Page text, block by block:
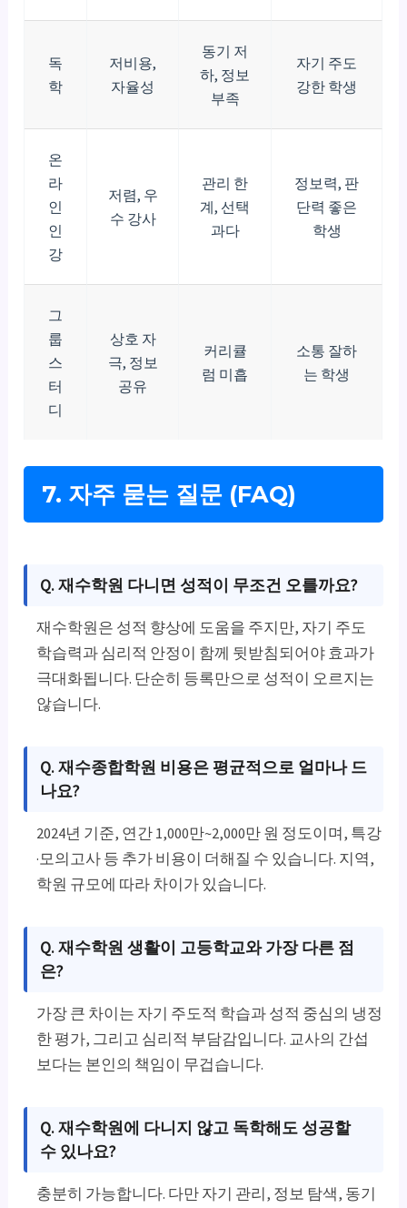
독
학
저비용,
자율성
동기 저
하, 정보
부족
자기 주도
강한 학생
온
라
인
인
강
저렴, 우
수 강사
관리 한
계, 선택
과다
정보력, 판
단력 좋은
학생
그
룹
스
터
디
상호 자
극, 정보
공유
커리큘
럼 미흡
소통 잘하
는 학생
7. 자주 묻는 질문 (FAQ)
Q. 재수학원 다니면 성적이 무조건 오를까요?
재수학원은 성적 향상에 도움을 주지만, 자기 주도
학습력과 심리적 안정이 함께 뒷받침되어야 효과가
극대화됩니다. 단순히 등록만으로 성적이 오르지는
않습니다.
Q. 재수종합학원 비용은 평균적으로 얼마나 드
나요?
2024년 기준, 연간 1,000만~2,000만 원 정도이며, 특강
·모의고사 등 추가 비용이 더해질 수 있습니다. 지역,
학원 규모에 따라 차이가 있습니다.
Q. 재수학원 생활이 고등학교와 가장 다른 점
은?
가장 큰 차이는 자기 주도적 학습과 성적 중심의 냉정
한 평가, 그리고 심리적 부담감입니다. 교사의 간섭
보다는 본인의 책임이 무겁습니다.
Q. 재수학원에 다니지 않고 독학해도 성공할
수 있나요?
충분히 가능합니다. 다만 자기 관리, 정보 탐색, 동기